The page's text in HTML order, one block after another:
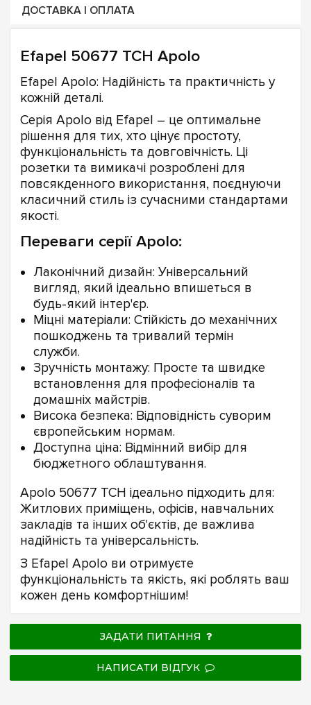
ДОСТАВКА І ОПЛАТА
Efapel 50677 TCH Apolo
Efapel Apolo: Надійність та практичність у
кожній деталі.
Серія Apolo від Efapel – це оптимальне
рішення для тих, хто цінує простоту,
функціональність та довговічність. Ці
розетки та вимикачі розроблені для
повсякденного використання, поєднуючи
класичний стиль із сучасними стандартами
якості.
Переваги серії Apolo:
Лаконічний дизайн: Універсальний
вигляд, який ідеально впишеться в
будь-який інтер'єр.
Міцні матеріали: Стійкість до механічних
пошкоджень та тривалий термін
служби.
Зручність монтажу: Просте та швидке
встановлення для професіоналів та
домашніх майстрів.
Висока безпека: Відповідність суворим
європейським нормам.
Доступна ціна: Відмінний вибір для
бюджетного облаштування.
Apolo 50677 TCH ідеально підходить для:
Житлових приміщень, офісів, навчальних
закладів та інших об'єктів, де важлива
надійність та універсальність.
З Efapel Apolo ви отримуєте
функціональність та якість, які роблять ваш
кожен день комфортнішим!
ЗАДАТИ ПИТАННЯ
НАПИСАТИ ВІДГУК